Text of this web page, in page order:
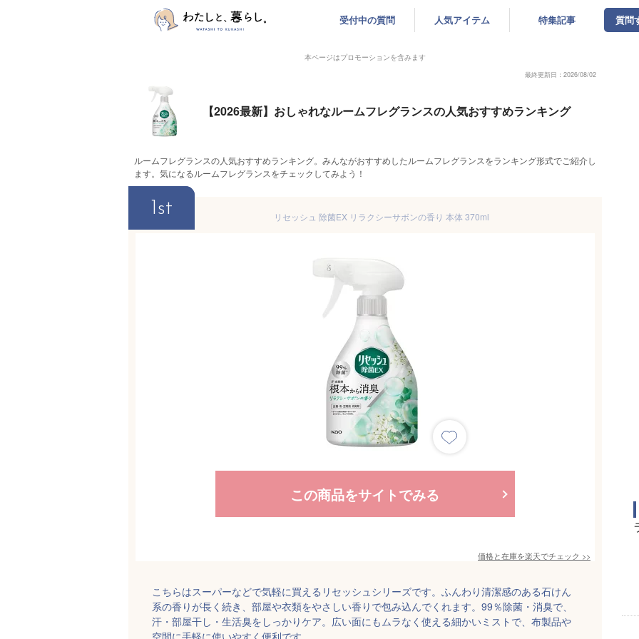
受付中の質問 人気アイテム 特集記事 質問
本ページはプロモーションを含みます
最終更新日：2026/08/02
【2026最新】おしゃれなルームフレグランスの人気おすすめランキング
ルームフレグランスの人気おすすめランキング。みんながおすすめしたルームフレグランスをランキング形式でご紹介し
ます。気になるルームフレグランスをチェックしてみよう！
1st リセッシュ 除菌EX リラクシーサボンの香り 本体 370ml
この商品をサイトでみる
価格と在庫を楽天でチェック >>
こちらはスーパーなどで気軽に買えるリセッシュシリーズです。ふんわり清潔感のある石けん
系の香りが長く続き、部屋や衣類をやさしい香りで包み込んでくれます。99％除菌・消臭で、
汗・部屋干し・生活臭をしっかりケア。広い面にもムラなく使える細かいミストで、布製品や
空間に手軽に使いやすく便利です。